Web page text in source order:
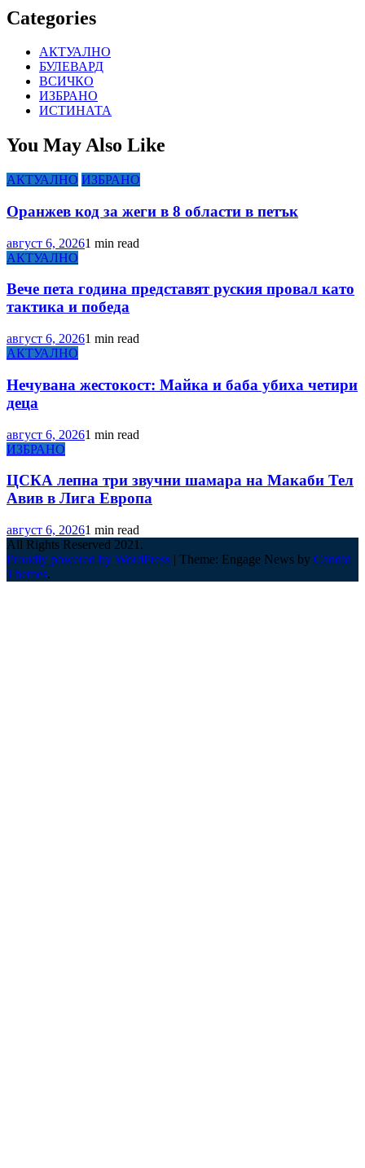
Categories
АКТУАЛНО
БУЛЕВАРД
ВСИЧКО
ИЗБРАНО
ИСТИНАТА
You May Also Like
АКТУАЛНО ИЗБРАНО
Оранжев код за жеги в 8 области в петък
август 6, 20261 min read
АКТУАЛНО
Вече пета година представят руския провал като
тактика и победа
август 6, 20261 min read
АКТУАЛНО
Нечувана жестокост: Майка и баба убиха четири
деца
август 6, 20261 min read
ИЗБРАНО
ЦСКА лепна три звучни шамара на Макаби Тел
Авив в Лига Европа
август 6, 20261 min read
All Rights Reserved 2021.
Proudly powered by WordPress | Theme: Engage News by Candid
Themes.